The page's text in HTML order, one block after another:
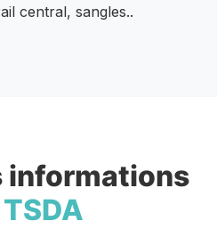
central, sangles..
informations
TSDA